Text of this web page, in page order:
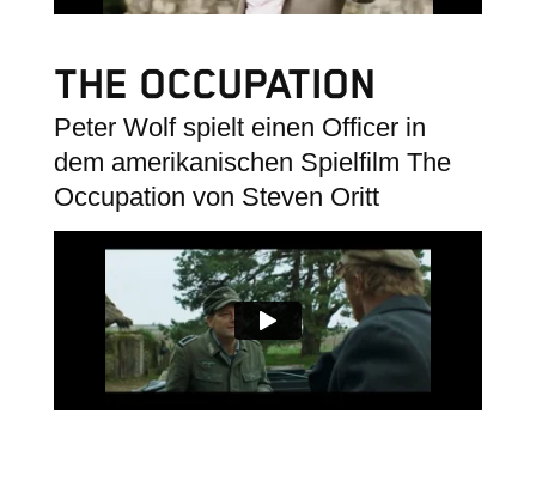
THE OCCUPATION
Peter Wolf spielt einen Officer in
dem amerikanischen Spielfilm The
Occupation von Steven Oritt